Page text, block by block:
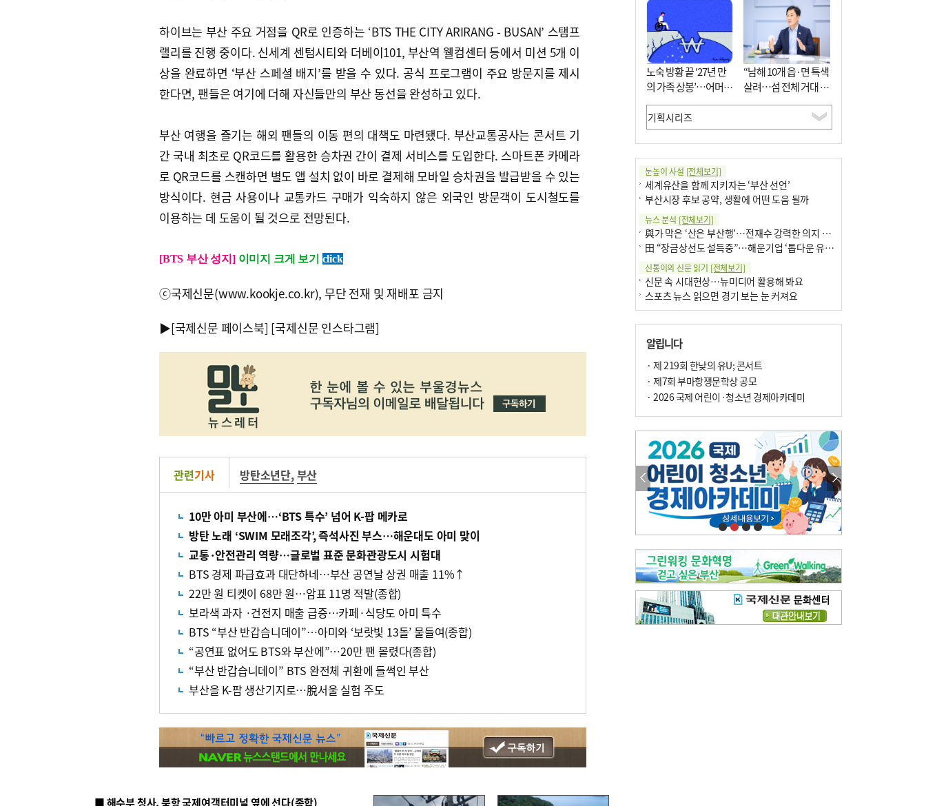
하이브는 부산 주요 거점을 QR로 인증하는 ‘BTS THE CITY ARIRANG - BUSAN’ 스탬프
랠리를 진행 중이다. 신세계 센텀시티와 더베이101, 부산역 웰컴센터 등에서 미션 5개 이
상을 완료하면 ‘부산 스페셜 배지’를 받을 수 있다. 공식 프로그램이 주요 방문지를 제시
한다면, 팬들은 여기에 더해 자신들만의 부산 동선을 완성하고 있다.
부산 여행을 즐기는 해외 팬들의 이동 편의 대책도 마련됐다. 부산교통공사는 콘서트 기
간 국내 최초로 QR코드를 활용한 승차권 간이 결제 서비스를 도입한다. 스마트폰 카메라
로 QR코드를 스캔하면 별도 앱 설치 없이 바로 결제해 모바일 승차권을 발급받을 수 있는
방식이다. 현금 사용이나 교통카드 구매가 익숙하지 않은 외국인 방문객이 도시철도를
이용하는 데 도움이 될 것으로 전망된다.
[BTS 부산 성지]이미지 크게 보기 click
ⓒ국제신문(www.kookje.co.kr), 무단 전재 및 재배포 금지
▶[국제신문 페이스북] [국제신문 인스타그램]
관련기사 방탄소년단,부산
10만 아미 부산에…‘BTS 특수’ 넘어 K-팝 메카로
방탄 노래 ‘SWIM 모래조각’, 즉석사진 부스…해운대도 아미 맞이
교통·안전관리 역량…글로벌 표준 문화관광도시 시험대
BTS 경제 파급효과 대단하네…부산 공연날 상권 매출 11%↑
22만 원 티켓이 68만 원…암표 11명 적발(종합)
보라색 과자 ·건전지 매출 급증…카페·식당도 아미 특수
BTS “부산 반갑습니데이”…아미와 ‘보랏빛 13돌’ 물들여(종합)
“공연표 없어도 BTS와 부산에”…20만 팬 몰렸다(종합)
“부산 반갑습니데이” BTS 완전체 귀환에 들썩인 부산
부산을 K-팝 생산기지로…脫서울 실험 주도
■ 해수부 청사, 북항 국제여객터미널 옆에 선다(종합)
노숙 방황 끝 ‘27년 만
의 가족 상봉’…어머니
와 행복 꿈꿔
“남해 10개 읍·면 특색
살려…섬 전체 거대 정
원으로 조성”
눈높이 사설 [전체보기]
세계유산을 함께 지키자는 ‘부산 선언’
부산시장 후보 공약, 생활에 어떤 도움 될까
뉴스 분석 [전체보기]
與가 막은 ‘산은 부산행’…전재수 강력한 의지 표명 없인 공염불
田 “장금상선도 설득중”…해운기업 ‘톱다운 유치전’ 가속
신통이의 신문 읽기 [전체보기]
신문 속 시대현상…뉴미디어 활용해 봐요
스포츠 뉴스 읽으면 경기 보는 눈 커져요
구·군 승진 축하화분 관행 없애자니 소상공인 울상
팩트체크[전체보기]
의령 한우산 털중나리
한 손 뉴스[전체보기]
시민이 개발한 폭염 대응 앱 ‘그늘로’ 길안내 지도 등 인기
골목 맛집 발굴 고메 셀렉션…부산시, 페스티벌 시월 연계
오늘의 날씨-[전체보기]
오늘의 날씨- 2026년 8월 7일
오늘의 날씨- 2026년 8월 6일
우리 결혼해요-[전체보기]
우리 결혼해요- 김홍윤·정세빈 커플
알립니다
· 제 219회 한낮의 유U; 콘서트
· 제7회 부마항쟁문학상 공모
· 2026 국제 어린이·청소년 경제아카데미